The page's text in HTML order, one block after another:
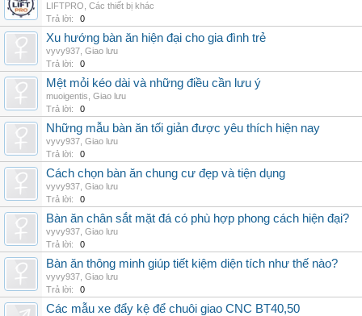
LIFTPRO Các thiết bị khác
Trả lời:
0
Xu hướng bàn ăn hiện đại cho gia đình trẻ
vyvy937 Giao lưu
Trả lời:
0
Mệt mỏi kéo dài và những điều cần lưu ý
muoigentis Giao lưu
Trả lời:
0
Những mẫu bàn ăn tối giản được yêu thích hiện nay
vyvy937 Giao lưu
Trả lời:
0
Cách chọn bàn ăn chung cư đẹp và tiện dụng
vyvy937 Giao lưu
Trả lời:
0
Bàn ăn chân sắt mặt đá có phù hợp phong cách hiện đại?
vyvy937 Giao lưu
Trả lời:
0
Bàn ăn thông minh giúp tiết kiệm diện tích như thế nào?
vyvy937 Giao lưu
Trả lời:
0
Các mẫu xe đẩy kệ để chuôi giao CNC BT40,50